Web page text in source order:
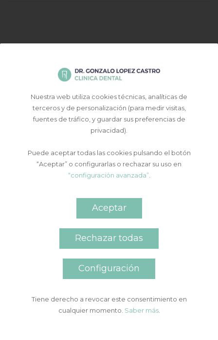
CATEGORÍAS
Actualidad
Prensa
Utilidades
ENTRADAS RECIENTES
Simposio «A Pobra 2024»
Simposio A Pobra 2024
Descubre la versión 2.0 de la implantología
Nuestra web utiliza cookies técnicas, analíticas de
terceros y de personalización (para medir visitas,
fuentes de tráfico, y guardar sus preferencias de
privacidad).
Puede aceptar todas las cookies pulsando el botón
“Aceptar” o configurarlas o rechazar su uso en
“configuración avanzada”.
Aceptar
Rechazar todas
Configuración
Tiene derecho a revocar este consentimiento en
cualquier momento. Saber más.